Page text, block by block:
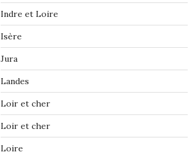
Indre et Loire
Isère
Jura
Landes
Loir et cher
Loir et cher
Loire